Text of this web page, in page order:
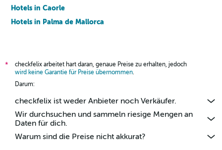
Hotels in Caorle
Hotels in Palma de Mallorca
*
checkfelix arbeitet hart daran, genaue Preise zu erhalten, jedoch
wird keine Garantie für Preise übernommen.
Darum:
checkfelix ist weder Anbieter noch Verkäufer.
Wir durchsuchen und sammeln riesige Mengen an
Daten für dich.
Warum sind die Preise nicht akkurat?